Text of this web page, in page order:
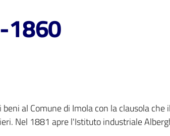
1860
al Comune di Imola con la clausola
Nel 1881 apre l'Istituto industriale